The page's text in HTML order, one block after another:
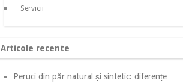
Servicii
Articole recente
Peruci din păr natural și sintetic: diferențe